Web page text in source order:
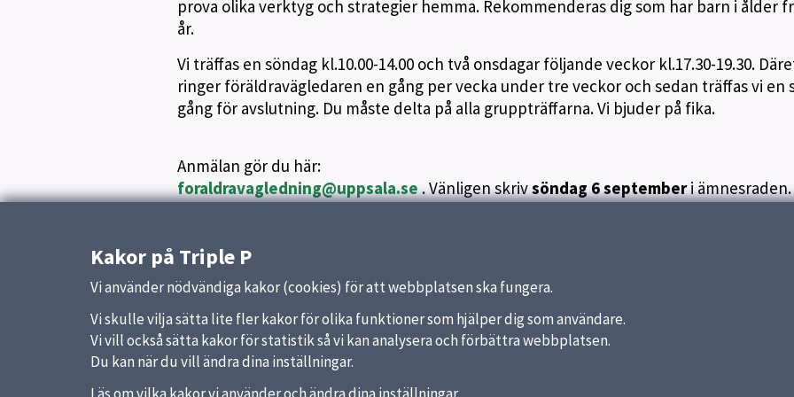
prova olika verktyg och strategier hemma. Rekommenderas dig som har barn i ålder
år.
Vi träffas en söndag kl.10.00-14.00 och två onsdagar följande veckor kl.17.30-19.30.
ringer föräldravägledaren en gång per vecka under tre veckor och sedan träffas vi en
gång för avslutning. Du måste delta på alla gruppträffarna. Vi bjuder på fika.
Anmälan gör du här:
foraldravagledning@uppsala.se. Vänligen skrivsöndag 6 septemberi ämnesraden.
Elin Andersson 0766-984996
Sandrine Karlsson 0766-986065
Kakor på Triple P
Vi använder nödvändiga kakor (cookies) för att webbplatsen ska fungera.
Vi skulle vilja sätta lite fler kakor för olika funktioner som hjälper dig som användare.
Vi vill också sätta kakor för statistik så vi kan analysera och förbättra webbplatsen.
Du kan när du vill ändra dina inställningar.